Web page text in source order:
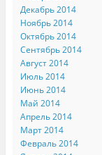
Декабрь 2014
Ноябрь 2014
Октябрь 2014
Сентябрь 2014
Август 2014
Июль 2014
Июнь 2014
Май 2014
Апрель 2014
Март 2014
Февраль 2014